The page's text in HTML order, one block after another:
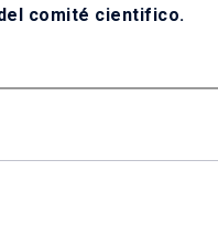
comité cientifico.